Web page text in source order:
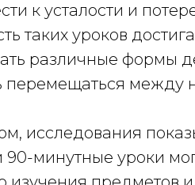
к усталости и
таких уроков
различные формы
перемещаться между
исследования
90-минутные уроки